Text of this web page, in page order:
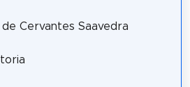
Cervantes Saavedra